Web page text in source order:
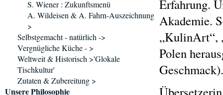
Erfahrung.
Akademie.
„KulinArt“,
Polen
Geschmack).
S. Wiener : Zukunftsmenü
A. Wildeisen & A. Fahrn-Auszeichnung
>
Selbstgemacht - natürlich ->
Vergnügliche Küche - >
Weltweit & Historisch >'Glokale
Tischkultur'
Zutaten & Zubereitung >
Unsere Philosophie